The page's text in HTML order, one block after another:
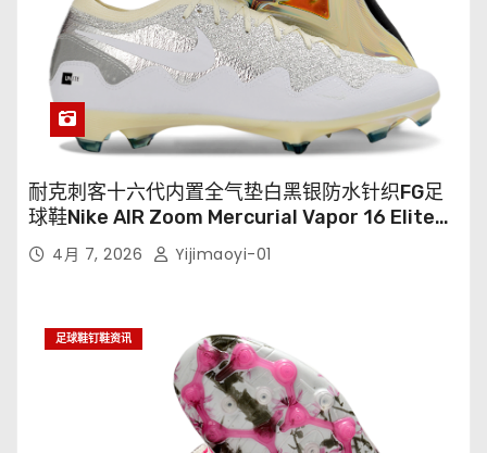
耐克刺客十六代内置全气垫白黑银防水针织FG足
球鞋Nike AIR Zoom Mercurial Vapor 16 Elite
XXV FG35-45
4月 7, 2026 Yijimaoyi-01
足球鞋钉鞋资讯